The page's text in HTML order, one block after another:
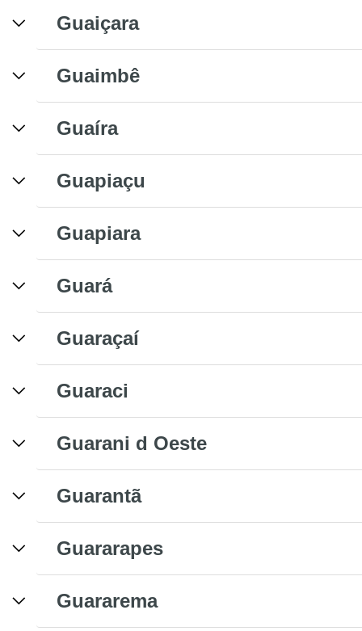
Guaiçara
Guaimbê
Guaíra
Guapiaçu
Guapiara
Guará
Guaraçaí
Guaraci
Guarani d Oeste
Guarantã
Guararapes
Guararema